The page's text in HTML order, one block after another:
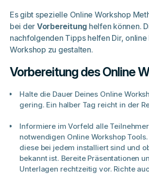
Es gibt spezielle Online Workshop
bei der Vorbereitung helfen können.
nachfolgenden Tipps helfen Dir,
Workshop zu gestalten.
Vorbereitung des Online
Halte die Dauer Deines Online
gering. Ein halber Tag reicht in der
Informiere im Vorfeld alle
notwendigen Online Workshop
diese bei jedem installiert sind und
bekannt ist. Bereite Präsentationen
Unterlagen rechtzeitig vor. Richte